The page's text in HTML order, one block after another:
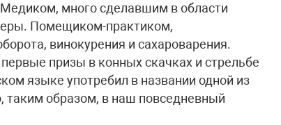
много сделавшим в области
Помещиком-практиком,
винокурения и сахароварения.
призы в конных скачках и стрельбе
языке употребил в названии одной из
таким образом, в наш повседневный